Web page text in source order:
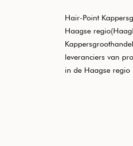
Hair-Point
Haagse
leveranciers van
in de Haagse regio